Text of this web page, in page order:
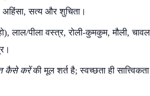
अहिंसा, सत्य और शुचिता।
लाल/पीला वस्त्र, रोली-कुमकुम, मौली,
कैसे करेंकी मूल शर्त है; स्वच्छता ही